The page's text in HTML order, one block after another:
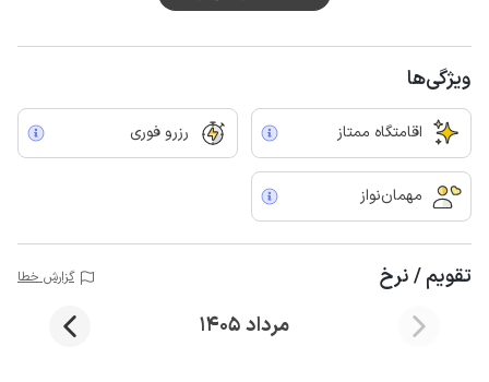
ویژگی‌ها
اقامتگاه ممتاز رزرو فوری
مهمان‌نواز
تقویم / نرخ گزارش خطا
مرداد 1405